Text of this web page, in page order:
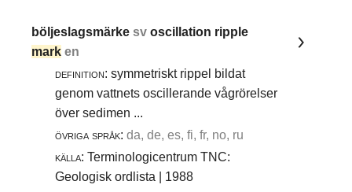
böljeslagsmärkesvoscillation ripple
mark en
definition: symmetriskt rippel bildat
genom vattnets oscillerande vågrörelser
över sedimen ...
övriga språk: da, de, es, fi, fr, no, ru
källa: Terminologicentrum TNC:
Geologisk ordlista | 1988